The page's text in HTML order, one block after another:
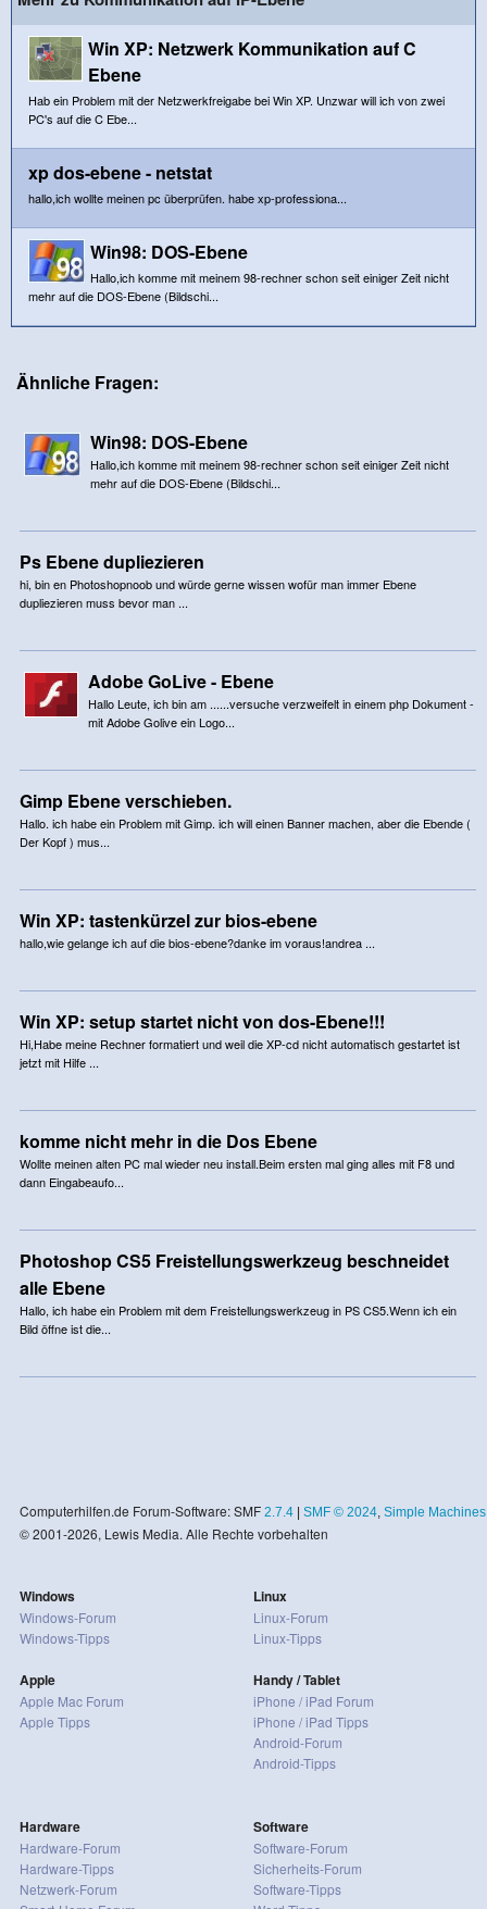
Win XP: Netzwerk Kommunikation auf C
Ebene
Hab ein Problem mit der Netzwerkfreigabe bei Win XP. Unzwar will ich von zwei
PC's auf die C Ebe...
xp dos-ebene - netstat
hallo,ich wollte meinen pc überprüfen. habe xp-professiona...
Win98: DOS-Ebene
Hallo,ich komme mit meinem 98-rechner schon seit einiger Zeit nicht
mehr auf die DOS-Ebene (Bildschi...
Ähnliche Fragen:
Win98: DOS-Ebene
Hallo,ich komme mit meinem 98-rechner schon seit einiger Zeit nicht
mehr auf die DOS-Ebene (Bildschi...
Ps Ebene dupliezieren
hi, bin en Photoshopnoob und würde gerne wissen wofür man immer Ebene
dupliezieren muss bevor man ...
Adobe GoLive - Ebene
Hallo Leute, ich bin am ......versuche verzweifelt in einem php Dokument -
mit Adobe Golive ein Logo...
Gimp Ebene verschieben.
Hallo. ich habe ein Problem mit Gimp. ich will einen Banner machen, aber die Ebende (
Der Kopf ) mus...
Win XP: tastenkürzel zur bios-ebene
hallo,wie gelange ich auf die bios-ebene?danke im voraus!andrea ...
Win XP: setup startet nicht von dos-Ebene!!!
Hi,Habe meine Rechner formatiert und weil die XP-cd nicht automatisch gestartet ist
jetzt mit Hilfe ...
komme nicht mehr in die Dos Ebene
Wollte meinen alten PC mal wieder neu install.Beim ersten mal ging alles mit F8 und
dann Eingabeaufo...
Photoshop CS5 Freistellungswerkzeug beschneidet
alle Ebene
Hallo, ich habe ein Problem mit dem Freistellungswerkzeug in PS CS5.Wenn ich ein
Bild öffne ist die...
Computerhilfen.de Forum-Software: SMF 2.7.4| SMF © 2024, Simple Machines
© 2001-2026, Lewis Media. Alle Rechte vorbehalten
Windows
Windows-Forum
Windows-Tipps
Apple
Apple Mac Forum
Apple Tipps
Linux
Linux-Forum
Linux-Tipps
Handy / Tablet
iPhone / iPad Forum
iPhone / iPad Tipps
Android-Forum
Android-Tipps
Hardware
Hardware-Forum
Hardware-Tipps
Netzwerk-Forum
Software
Software-Forum
Sicherheits-Forum
Software-Tipps